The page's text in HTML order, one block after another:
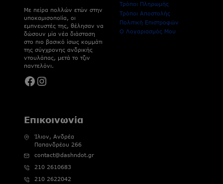
Με πείρα πολλών ετών στην
υποκαμισοποϊία, οι
εμπνευστές της, θέλησαν να
δώσουν μία νέα διάσταση
στο πιο βασικό ίσως κομμάτι
της σύγχρονης ανδρικής
ντουλάπας, μετά το τζιν
παντελόνι.
Facebook
Instagram
Τρόποι Πληρωμής
Τρόποι Αποστολής
Πολιτική Επιστροφών
Ο Λογαριασμός Μου
Επικοινωνία
Ίλιον, Ανδρέα
Παπανδρέου 266
contact@dashndot.gr
210 2610683
210 2622042